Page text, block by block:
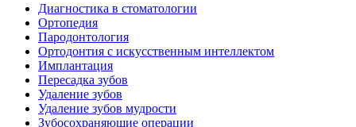
Диагностика в стоматологии
Ортопедия
Пародонтология
Ортодонтия с искусственным интеллектом
Имплантация
Пересадка зубов
Удаление зубов
Удаление зубов мудрости
Зубосохраняющие операции